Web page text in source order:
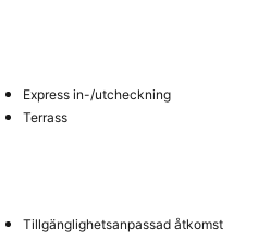
Express in-/utcheckning
Terrass
Tillgänglighetsanpassad åtkomst